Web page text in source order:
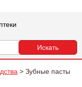
> Зубные пасты